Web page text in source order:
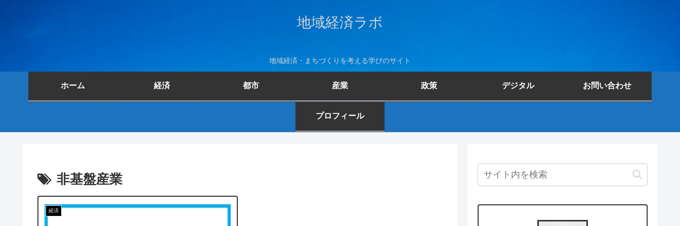
地域経済ラボ
地域経済・まちづくりを考える学びのサイト
ホーム 経済 都市 産業 政策 デジタル お問い合わせ
プロフィール
非基盤産業
経済